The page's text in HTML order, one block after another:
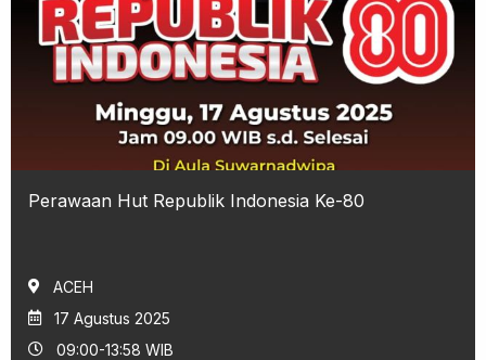
Perawaan Hut Republik Indonesia Ke-80
ACEH
17 Agustus 2025
09:00-13:58 WIB